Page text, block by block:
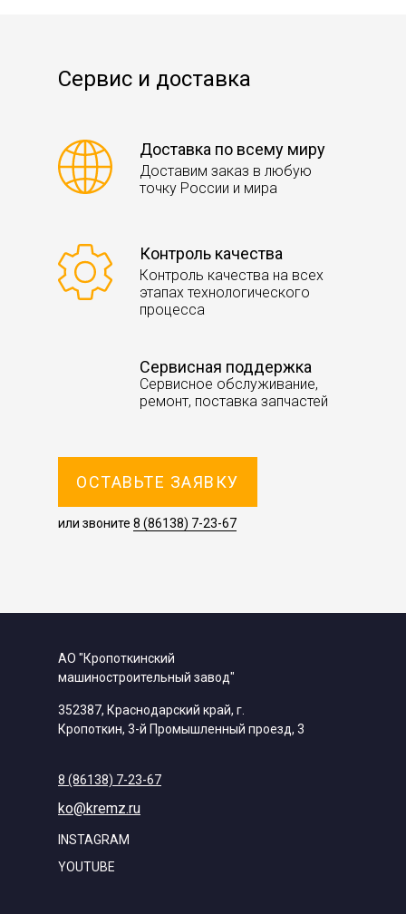
Сервис и доставка
Доставка по всему миру
Контроль качества
Сервисная поддержка
Доставим заказ в любую
точку России и мира
Контроль качества на всех
этапах технологического
процесса
Сервисное обслуживание,
ремонт, поставка запчастей
ОСТАВЬТЕ ЗАЯВКУ
или звоните 8 (86138) 7-23-67
АО "Кропоткинский
машиностроительный завод"
352387, Краснодарский край, г.
Кропоткин, 3-й Промышленный проезд, 3
8 (86138) 7-23-67
ko@kremz.ru
INSTAGRAM
YOUTUBE